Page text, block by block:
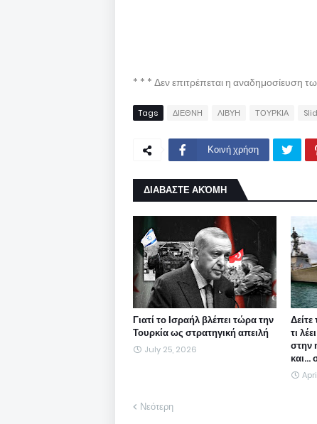
* * * Δεν επιτρέπεται η αναδημοσίευση
Tags ΔΙΕΘΝΗ ΛΙΒΥΗ ΤΟΥΡΚΙΑ
Κοινή χρήση
ΔΙΑΒΑΣΤΕ ΑΚΌΜΗ
Γιατί το Ισραήλ βλέπει τώρα την
Τουρκία ως στρατηγική απειλή
July 25, 2026
τι
στην
και...
Νεότερη